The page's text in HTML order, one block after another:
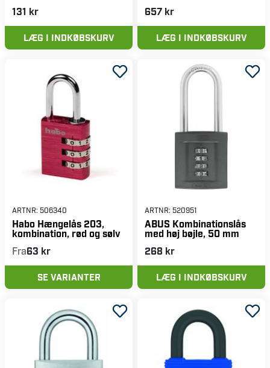
131 kr
LÆG I INDKØBSKURV
657 kr
LÆG I INDKØBSKURV
ARTNR: 506340
Habo Hængelås 203,
kombination, rød og sølv
Fra63 kr
SE VARIANTER
ARTNR: 520951
ABUS Kombinationslås
med høj bøjle, 50 mm
268 kr
LÆG I INDKØBSKURV